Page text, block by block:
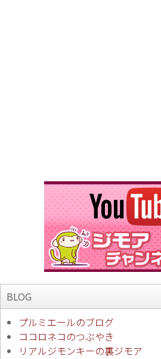
BLOG
プルミエールのブログ
ココロネコのつぶやき
リアルジモンキーの裏ジモア